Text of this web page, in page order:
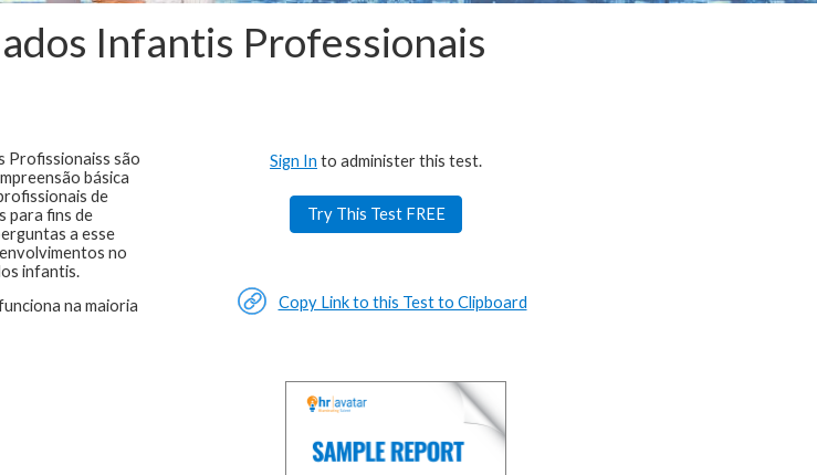
Infantis Professionais
Profissionaiss são
básica
de
para fins de
a esse
no
infantis.
na maioria
Sign In to administer this test.
Try This Test FREE
Copy Link to this Test to Clipboard